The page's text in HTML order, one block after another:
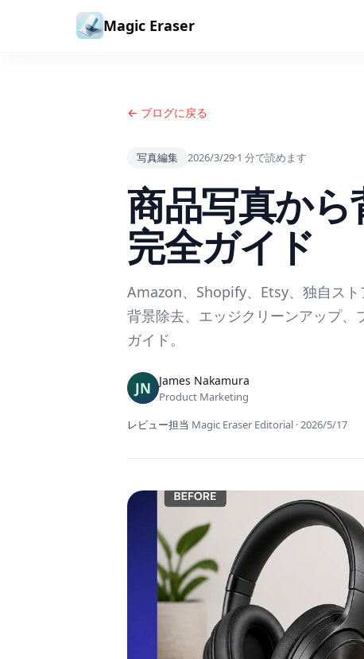
コンテンツへスキップ
Magic Eraser
← ブログに戻る
写真編集 2026/3/29·1 分で読めます
商品写真から
完全ガイド
Amazon、Shopify、Etsy、独自ス
背景除去、エッジクリーンアップ
ガイド。
James Nakamura
Product Marketing
レビュー担当 Magic Eraser Editorial ·2026/5/17